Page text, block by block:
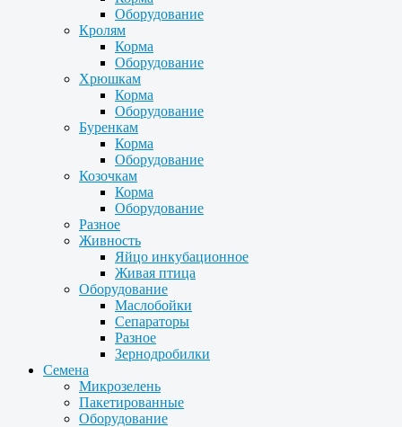
Оборудование
Кролям
Корма
Оборудование
Хрюшкам
Корма
Оборудование
Буренкам
Корма
Оборудование
Козочкам
Корма
Оборудование
Разное
Живность
Яйцо инкубационное
Живая птица
Оборудование
Маслобойки
Сепараторы
Разное
Зернодробилки
Семена
Микрозелень
Пакетированные
Оборудование